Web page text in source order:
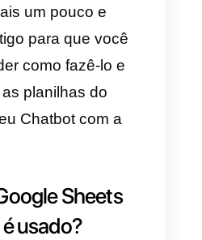
integração muito
com nosso chatbot
Sheets para que
buscar dados
de forma dinâmica
mudar ou solicitar